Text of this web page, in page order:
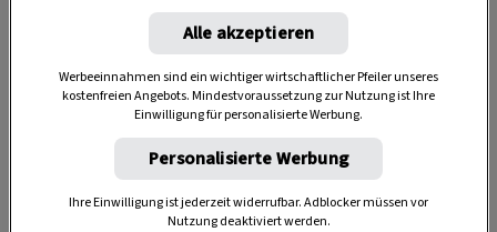
4 Portionen
1 Stunde
Alle akzeptieren
Werbeeinnahmen sind ein wichtiger wirtschaftlicher Pfeiler unseres
kostenfreien Angebots. Mindestvoraussetzung zur Nutzung ist Ihre
Einwilligung für personalisierte Werbung.
Personalisierte Werbung
Ihre Einwilligung ist jederzeit widerrufbar. Adblocker müssen vor
Nutzung deaktiviert werden.